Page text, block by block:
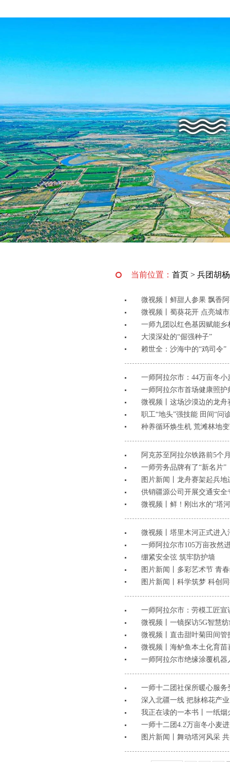
当前位置： 首页 > 兵团胡
微视频丨鲜甜人参果 飘香
微视频丨蜀葵花开 点亮城
一师九团以红色基因赋能乡
大漠深处的“倔强种子”
赖世全：沙海中的“鸡司令”
一师阿拉尔市：44万亩冬
一师阿拉尔市首场健康照
微视频丨这场沙漠边的龙舟
职工“地头”强技能 田间“问
种养循环焕生机 荒滩林地
阿克苏至阿拉尔铁路前5个
一师劳务品牌有了“新名片”
图片新闻丨龙舟赛架起兵地
供销疆源公司开展交通安全
微视频丨鲜！刚出水的“塔
微视频丨塔里木河正式进入
一师阿拉尔市105万亩孜然
绷紧安全弦 筑牢防护墙
图片新闻丨多彩艺术节 青
图片新闻丨科学筑梦 科创
一师阿拉尔市：劳模工匠
微视频丨一镜探访5G智慧
微视频丨直击甜叶菊田间管
微视频丨海鲈鱼本土化育苗
一师阿拉尔市绝缘涂覆机器
一师十二团社保所暖心服务
深入北疆一线 把脉棉花产
我正在读的一本书丨一纸
一师十二团4.2万亩冬小麦
图片新闻丨舞动塔河风采